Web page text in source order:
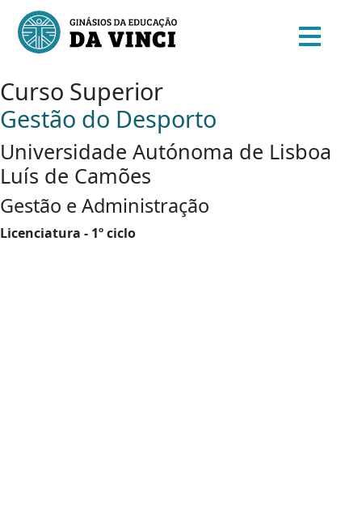
Curso Superior
Gestão do Desporto
Universidade Autónoma de Lisboa
Luís de Camões
Gestão e Administração
Licenciatura - 1º ciclo